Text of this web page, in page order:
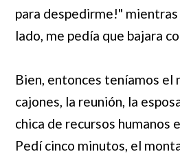
para despedirme!"
lado, me pedía que bajara
Bien, entonces teníamos el
cajones, la reunión, la
chica de recursos humanos
Pedí cinco minutos, el